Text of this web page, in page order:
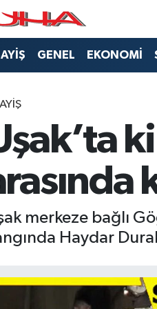
GENEL EKONOMİ
merkeze bağlı
Haydar
ve Fikstür